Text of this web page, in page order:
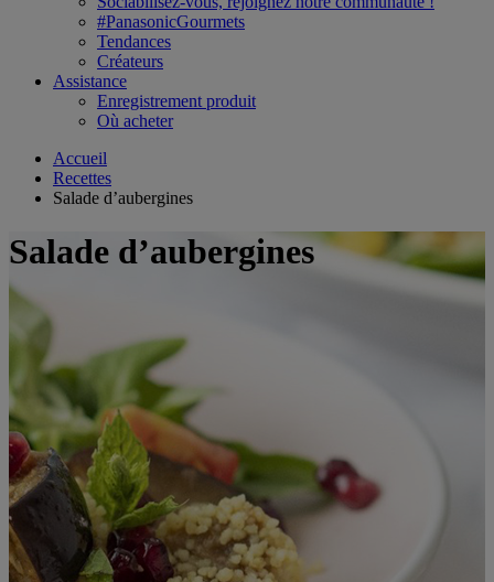
#PanasonicGourmets
Tendances
Créateurs
Assistance
Enregistrement produit
Où acheter
Accueil
Recettes
Salade d’aubergines
Salade d’aubergines